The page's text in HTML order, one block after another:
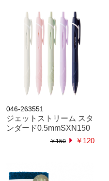
046-263551
ジェットストリーム スタ
ンダード0.5mmSXN150
￥150 ￥120